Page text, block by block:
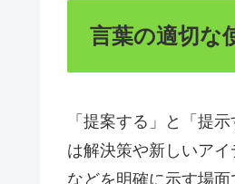
言葉の適切な
「提案する」と「提
は解決策や新しいア
などを明確に示す場